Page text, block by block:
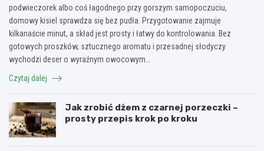
podwieczorek albo coś łagodnego przy gorszym samopoczuciu,
domowy kisiel sprawdza się bez pudła. Przygotowanie zajmuje
kilkanaście minut, a skład jest prosty i łatwy do kontrolowania. Bez
gotowych proszków, sztucznego aromatu i przesadnej słodyczy
wychodzi deser o wyraźnym owocowym…
Czytaj dalej
Jak zrobić dżem z czarnej porzeczki –
prosty przepis krok po kroku